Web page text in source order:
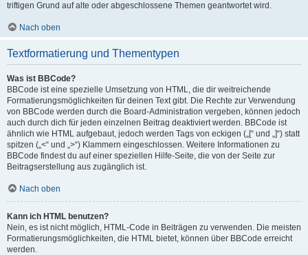
triftigen Grund auf alte oder abgeschlossene Themen geantwortet wird.
Nach oben
Textformatierung und Thementypen
Was ist BBCode?
BBCode ist eine spezielle Umsetzung von HTML, die dir weitreichende
Formatierungsmöglichkeiten für deinen Text gibt. Die Rechte zur Verwendung
von BBCode werden durch die Board-Administration vergeben, können jedoch
auch durch dich für jeden einzelnen Beitrag deaktiviert werden. BBCode ist
ähnlich wie HTML aufgebaut, jedoch werden Tags von eckigen („[“ und „]“) statt
spitzen („<“ und „>“) Klammern eingeschlossen. Weitere Informationen zu
BBCode findest du auf einer speziellen Hilfe-Seite, die von der Seite zur
Beitragserstellung aus zugänglich ist.
Nach oben
Kann ich HTML benutzen?
Nein, es ist nicht möglich, HTML-Code in Beiträgen zu verwenden. Die meisten
Formatierungsmöglichkeiten, die HTML bietet, können über BBCode erreicht
werden.